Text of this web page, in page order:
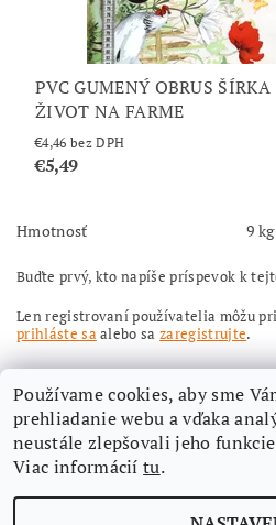
PVC GUMENÝ OBRUS
ŽIVOT NA FARME
€4,46 bez DPH
€5,49
Hmotnosť 9 kg
Buďte prvý, kto napíše príspevok k
Len registrovaní používatelia môžu
prihláste saalebo sazaregistrujte.
Nájdete nás aj na
Používame cookies, aby sme
prehliadanie webu a vďaka
neustále zlepšovali jeho
Viac informáciítu.